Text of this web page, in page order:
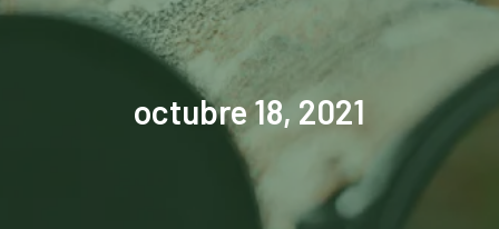
octubre 18, 2021